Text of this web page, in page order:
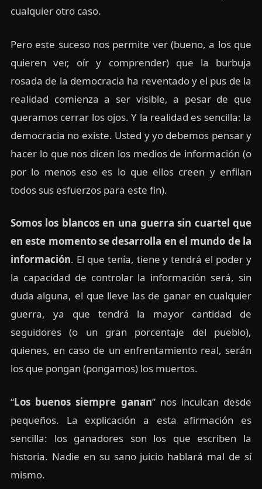
cualquier otro caso.
Pero este suceso nos permite ver (bueno, a los que
quieren ver, oír y comprender) que la burbuja
rosada de la democracia ha reventado y el pus de la
realidad comienza a ser visible, a pesar de que
queramos cerrar los ojos. Y la realidad es sencilla: la
democracia no existe. Usted y yo debemos pensar y
hacer lo que nos dicen los medios de información (o
por lo menos eso es lo que ellos creen y enfilan
todos sus esfuerzos para este fin).
Somos los blancos en una guerra sin cuartel que
en este momento se desarrolla en el mundo de la
información. El que tenía, tiene y tendrá el poder y
la capacidad de controlar la información será, sin
duda alguna, el que lleve las de ganar en cualquier
guerra, ya que tendrá la mayor cantidad de
seguidores (o un gran porcentaje del pueblo),
quienes, en caso de un enfrentamiento real, serán
los que pongan (pongamos) los muertos.
“Los buenos siempre ganan” nos inculcan desde
pequeños. La explicación a esta afirmación es
sencilla: los ganadores son los que escriben la
historia. Nadie en su sano juicio hablará mal de sí
mismo.